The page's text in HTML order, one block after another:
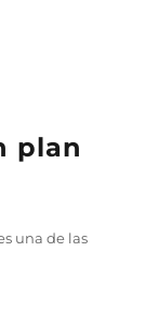
plan
una de las